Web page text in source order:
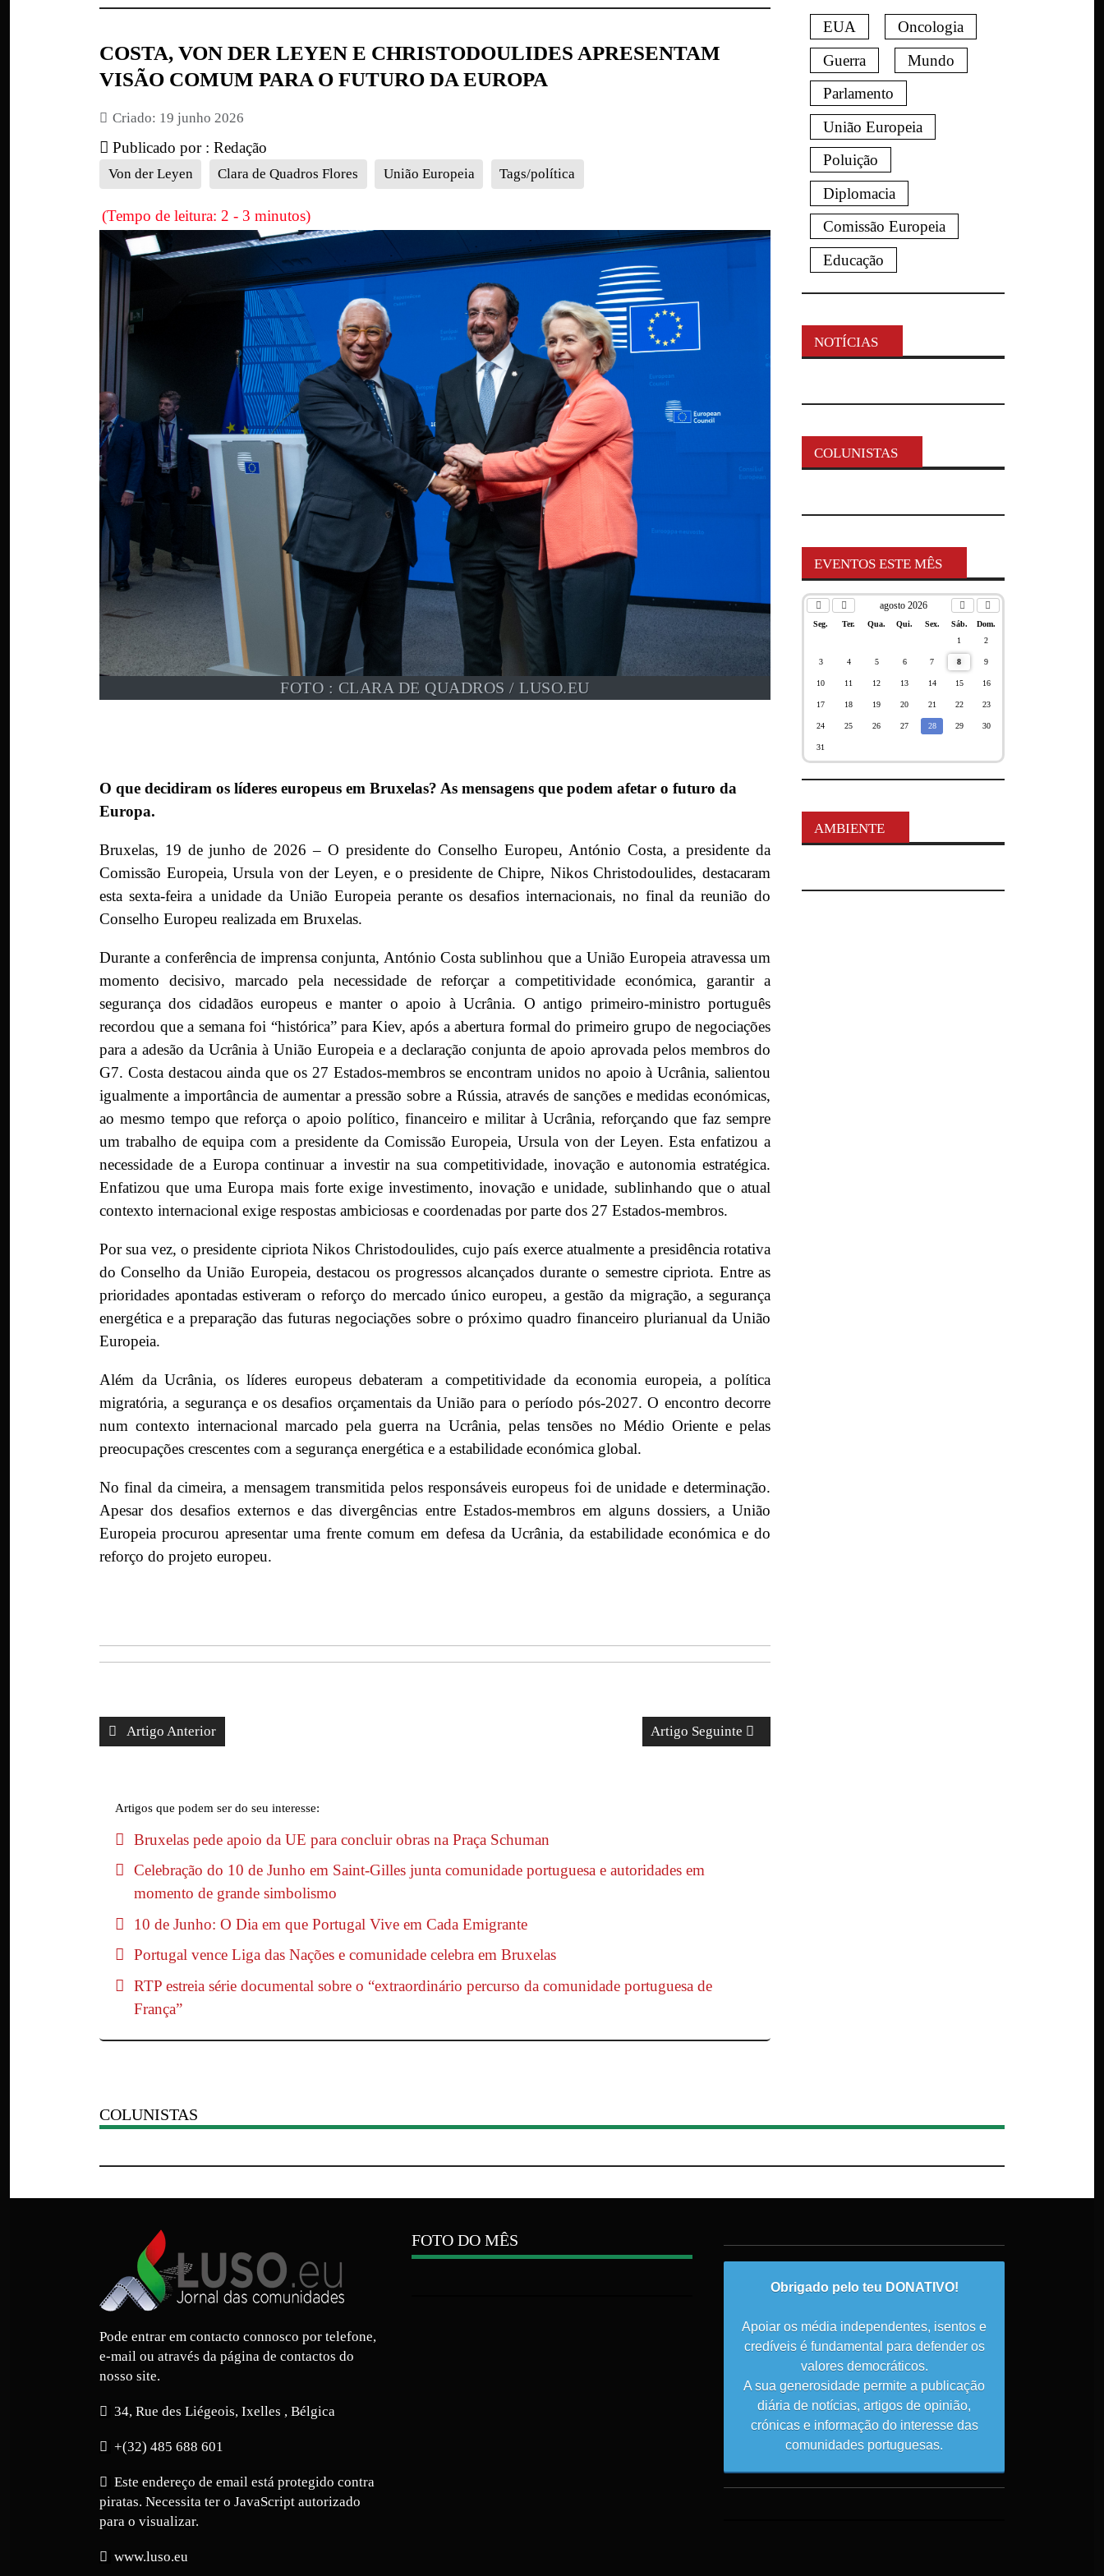
COSTA, VON DER LEYEN E CHRISTODOULIDES APRESENTAM
VISÃO COMUM PARA O FUTURO DA EUROPA
Criado: 19 junho 2026
Publicado por : Redação
Von der Leyen Clara de Quadros Flores União Europeia Tags/política
(Tempo de leitura: 2 - 3 minutos)
FOTO : CLARA DE QUADROS / LUSO.EU
O que decidiram os líderes europeus em Bruxelas? As mensagens que podem afetar o futuro da
Europa.
Bruxelas, 19 de junho de 2026 – O presidente do Conselho Europeu, António Costa, a presidente da
Comissão Europeia, Ursula von der Leyen, e o presidente de Chipre, Nikos Christodoulides, destacaram
esta sexta-feira a unidade da União Europeia perante os desafios internacionais, no final da reunião do
Conselho Europeu realizada em Bruxelas.
Durante a conferência de imprensa conjunta, António Costa sublinhou que a União Europeia atravessa um
momento decisivo, marcado pela necessidade de reforçar a competitividade económica, garantir a
segurança dos cidadãos europeus e manter o apoio à Ucrânia. O antigo primeiro-ministro português
recordou que a semana foi “histórica” para Kiev, após a abertura formal do primeiro grupo de negociações
para a adesão da Ucrânia à União Europeia e a declaração conjunta de apoio aprovada pelos membros do
G7. Costa destacou ainda que os 27 Estados-membros se encontram unidos no apoio à Ucrânia, salientou
igualmente a importância de aumentar a pressão sobre a Rússia, através de sanções e medidas económicas,
ao mesmo tempo que reforça o apoio político, financeiro e militar à Ucrânia, reforçando que faz sempre
um trabalho de equipa com a presidente da Comissão Europeia, Ursula von der Leyen. Esta enfatizou a
necessidade de a Europa continuar a investir na sua competitividade, inovação e autonomia estratégica.
Enfatizou que uma Europa mais forte exige investimento, inovação e unidade, sublinhando que o atual
contexto internacional exige respostas ambiciosas e coordenadas por parte dos 27 Estados-membros.
Por sua vez, o presidente cipriota Nikos Christodoulides, cujo país exerce atualmente a presidência rotativa
do Conselho da União Europeia, destacou os progressos alcançados durante o semestre cipriota. Entre as
prioridades apontadas estiveram o reforço do mercado único europeu, a gestão da migração, a segurança
energética e a preparação das futuras negociações sobre o próximo quadro financeiro plurianual da União
Europeia.
Além da Ucrânia, os líderes europeus debateram a competitividade da economia europeia, a política
migratória, a segurança e os desafios orçamentais da União para o período pós-2027. O encontro decorre
num contexto internacional marcado pela guerra na Ucrânia, pelas tensões no Médio Oriente e pelas
preocupações crescentes com a segurança energética e a estabilidade económica global.
No final da cimeira, a mensagem transmitida pelos responsáveis europeus foi de unidade e determinação.
Apesar dos desafios externos e das divergências entre Estados-membros em alguns dossiers, a União
Europeia procurou apresentar uma frente comum em defesa da Ucrânia, da estabilidade económica e do
reforço do projeto europeu.
Artigo Anterior Artigo Seguinte
Artigos que podem ser do seu interesse:
Bruxelas pede apoio da UE para concluir obras na Praça Schuman
Celebração do 10 de Junho em Saint-Gilles junta comunidade portuguesa e autoridades em
momento de grande simbolismo
10 de Junho: O Dia em que Portugal Vive em Cada Emigrante
Portugal vence Liga das Nações e comunidade celebra em Bruxelas
RTP estreia série documental sobre o “extraordinário percurso da comunidade portuguesa de
França”
EUA
Oncologia
Guerra
Mundo
Parlamento
União Europeia
Poluição
Diplomacia
Comissão Europeia
Educação
NOTÍCIAS
COLUNISTAS
EVENTOS ESTE MÊS
agosto 2026
Seg. Ter. Qua. Qui. Sex. Sáb.
Dom.
1
2
3 4 5 6 7 8 9
10 11 12 13 14 15 16
17 18 19 20 21 22 23
24 25 26 27 28 29 30
31
AMBIENTE
COLUNISTAS
Pode entrar em contacto connosco por telefone,
e-mail ou através da página de contactos do
nosso site.
34, Rue des Liégeois, Ixelles , Bélgica
+(32) 485 688 601
Este endereço de email está protegido contra
piratas. Necessita ter o JavaScript autorizado
para o visualizar.
www.luso.eu
FOTO DO MÊS
Obrigado pelo teu DONATIVO!
Apoiar os média independentes, isentos e
credíveis é fundamental para defender os
valores democráticos.
A sua generosidade permite a publicação
diária de notícias, artigos de opinião,
crónicas e informação do interesse das
comunidades portuguesas.